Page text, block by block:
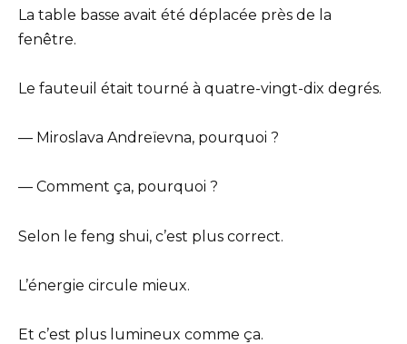
La table basse avait été déplacée près de la
fenêtre.
Le fauteuil était tourné à quatre-vingt-dix degrés.
— Miroslava Andreïevna, pourquoi ?
— Comment ça, pourquoi ?
Selon le feng shui, c’est plus correct.
L’énergie circule mieux.
Et c’est plus lumineux comme ça.